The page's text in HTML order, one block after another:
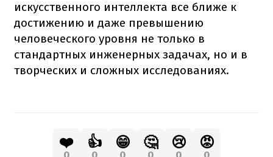
искусственного интеллекта все ближе к
достижению и даже превышению
человеческого уровня не только в
стандартных инженерных задачах, но и в
творческих и сложных исследованиях.
❤️ 👍 😁 🤔 😢 😡